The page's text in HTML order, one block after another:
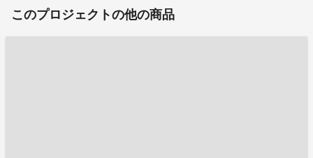
このプロジェクトの他の商品